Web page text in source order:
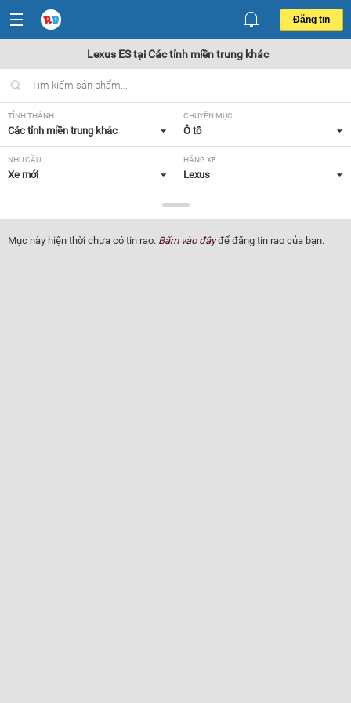
Đăng tin
Lexus ES tại Các tỉnh miền trung khác
TỈNH THÀNH
Các tỉnh miền trung khác
CHUYÊN MỤC
Ô tô
NHU CẦU
Xe mới
HÃNG XE
Lexus
ES
NĂM SẢN XUẤT
Tất cả
GIÁ XE XUẤT XỨ
Mục này hiện thời chưa có tin rao. Bấm vào đâyđể đăng tin rao của bạn.